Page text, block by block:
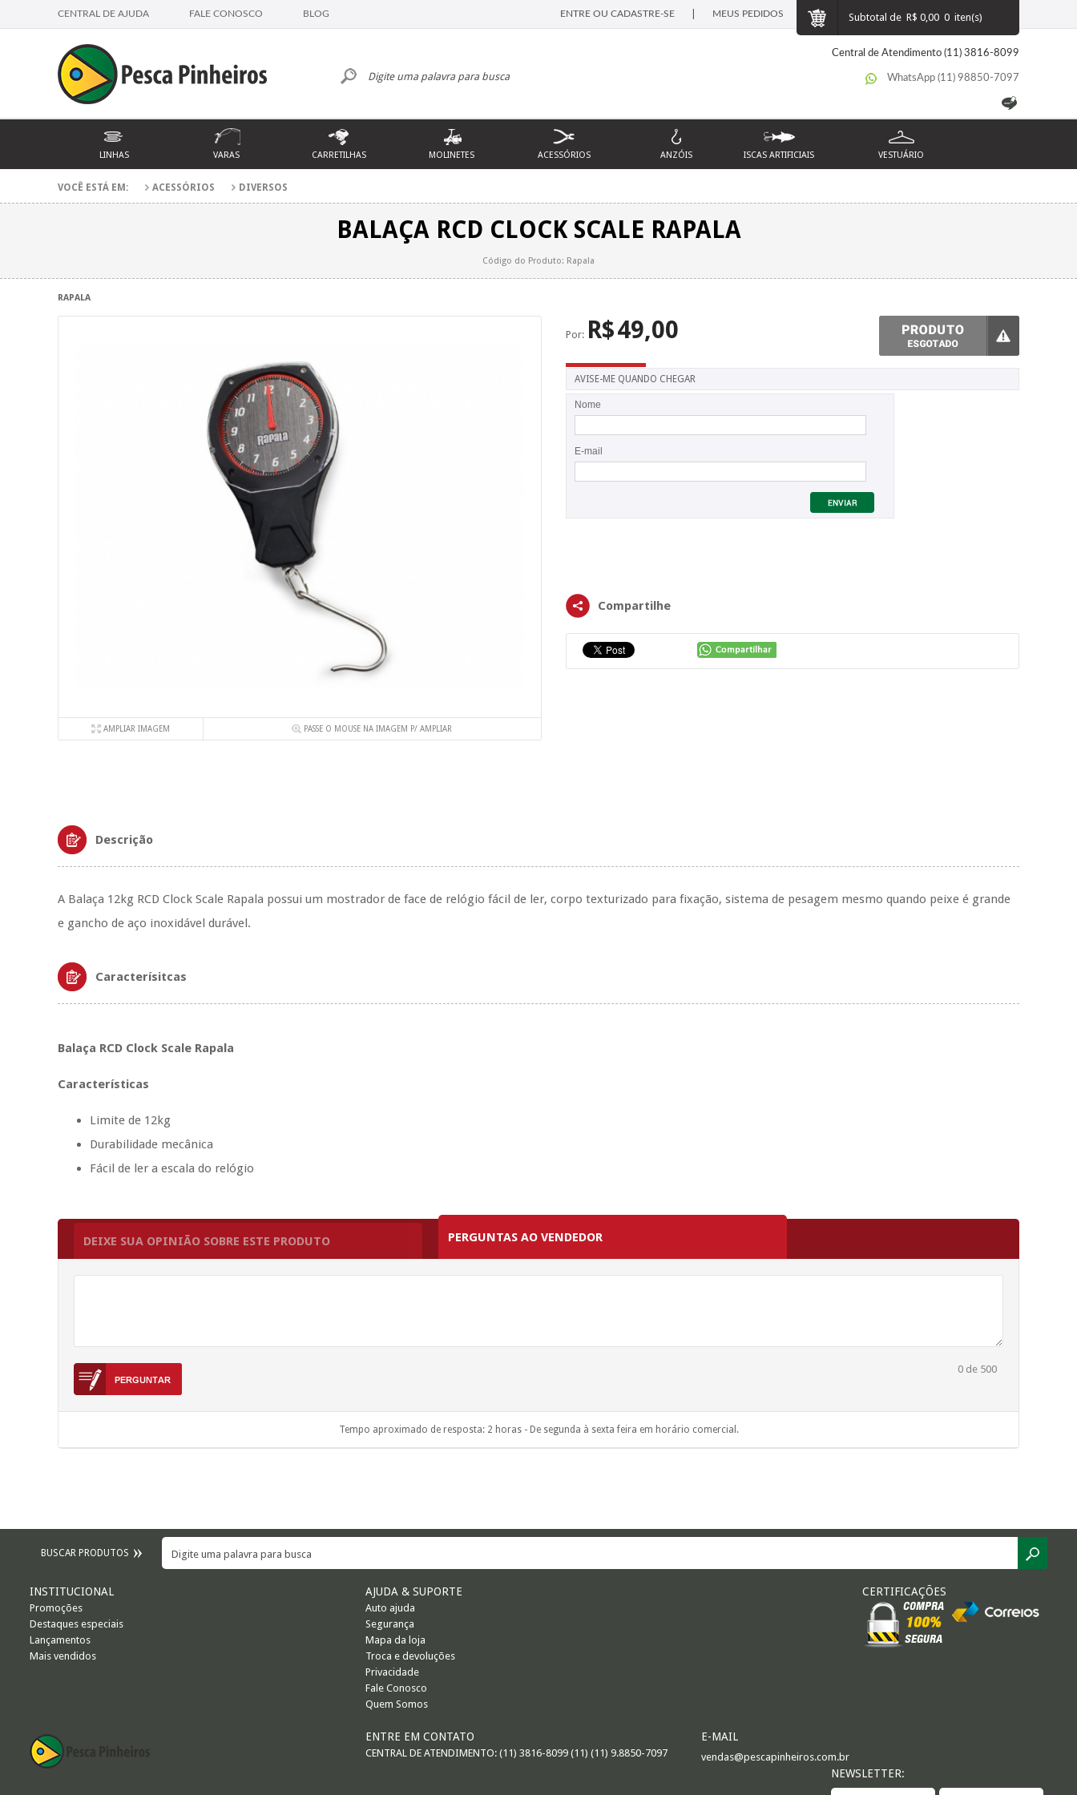
CENTRAL DE AJUDA FALE CONOSCO BLOG ENTRE OU CADASTRE-SE MEUS PEDIDOS 0 iten(s)
Subtotal de R$ 0,00
Central de Atendimento (11) 3816-8099
WhatsApp (11) 98850-7097
LINHAS VARAS CARRETILHAS MOLINETES ACESSÓRIOS ANZÓIS ISCAS ARTIFICIAIS VESTUÁRIO
VOCÊ ESTÁ EM: ACESSÓRIOS DIVERSOS
BALAÇA RCD CLOCK SCALE RAPALA
Código do Produto: Rapala
RAPALA
AMPLIAR IMAGEM PASSE O MOUSE NA IMAGEM P/ AMPLIAR
Por: R$49,00
AVISE-ME QUANDO CHEGAR
Nome
E-mail
Compartilhe
Descrição
A Balaça 12kg RCD Clock Scale Rapala possui um mostrador de face de relógio fácil de ler, corpo texturizado para fixação, sistema de pesagem mesmo quando peixe é grande
e gancho de aço inoxidável durável.
Caracterísitcas
Balaça RCD Clock Scale Rapala
Características
Limite de 12kg
Durabilidade mecânica
Fácil de ler a escala do relógio
DEIXE SUA OPINIÃO SOBRE ESTE PRODUTO PERGUNTAS AO VENDEDOR
0 de 500
Tempo aproximado de resposta: 2 horas - De segunda à sexta feira em horário comercial.
BUSCAR PRODUTOS
INSTITUCIONAL
Promoções
Destaques especiais
Lançamentos
Mais vendidos
AJUDA & SUPORTE
Auto ajuda
Segurança
Mapa da loja
Troca e devoluções
Privacidade
Fale Conosco
Quem Somos
CERTIFICAÇÕES
ENTRE EM CONTATO
CENTRAL DE ATENDIMENTO: (11) 3816-8099 (11) (11) 9.8850-7097
E-MAIL
vendas@pescapinheiros.com.br
NEWSLETTER: